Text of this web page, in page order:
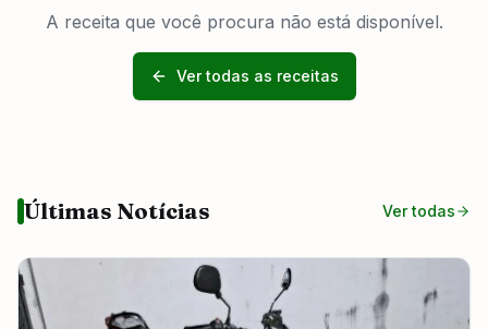
A receita que você procura não está disponível.
Ver todas as receitas
Últimas Notícias Ver todas